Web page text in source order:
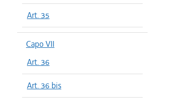
Art. 35
Capo VII
Art. 36
Art. 36 bis